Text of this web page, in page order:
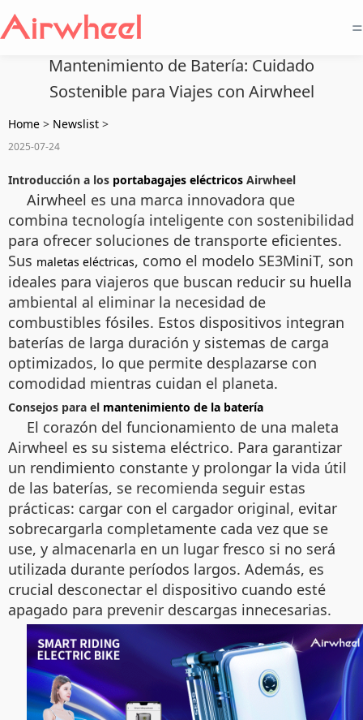
=
Mantenimiento de Batería: Cuidado
Sostenible para Viajes con Airwheel
Home > Newslist >
2025-07-24
Introducción a los portabagajes eléctricos Airwheel
Airwheel es una marca innovadora que
combina tecnología inteligente con sostenibilidad
para ofrecer soluciones de transporte eficientes.
Sus maletas eléctricas, como el modelo SE3MiniT, son
ideales para viajeros que buscan reducir su huella
ambiental al eliminar la necesidad de
combustibles fósiles. Estos dispositivos integran
baterías de larga duración y sistemas de carga
optimizados, lo que permite desplazarse con
comodidad mientras cuidan el planeta.
Consejos para el mantenimiento de la batería
El corazón del funcionamiento de una maleta
Airwheel es su sistema eléctrico. Para garantizar
un rendimiento constante y prolongar la vida útil
de las baterías, se recomienda seguir estas
prácticas: cargar con el cargador original, evitar
sobrecargarla completamente cada vez que se
use, y almacenarla en un lugar fresco si no será
utilizada durante períodos largos. Además, es
crucial desconectar el dispositivo cuando esté
apagado para prevenir descargas innecesarias.